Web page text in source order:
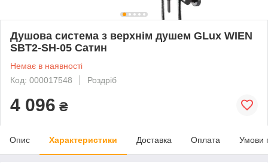
Душова система з верхнім душем GLux WIEN
SBT2-SH-05 Сатин
Немає в наявності
Код: 000017548
Роздріб
4 096 ₴
Опис Характеристики Доставка Оплата Умови